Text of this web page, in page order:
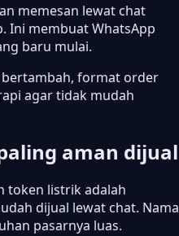
memesan lewat chat
Ini membuat WhatsApp
baru mulai.
format order
agar tidak mudah
aman dijual
token listrik adalah
dijual lewat chat. Nama
pasarnya luas.